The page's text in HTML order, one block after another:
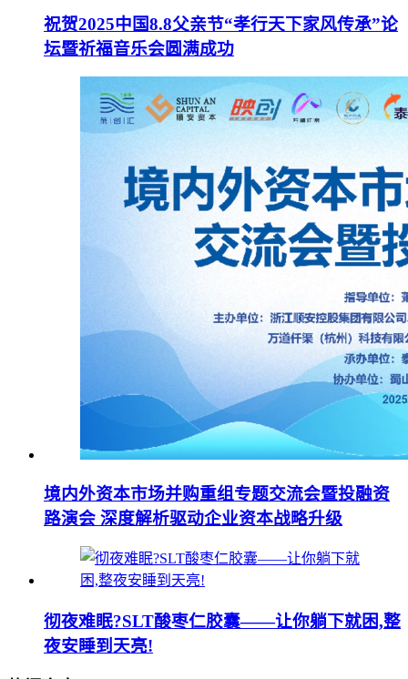
祝贺2025中国8.8父亲节“孝行天下家风传承”论
坛暨祈福音乐会圆满成功
境内外资本市场并购重组专题交流会暨投融资
路演会 深度解析驱动企业资本战略升级
彻夜难眠?SLT酸枣仁胶囊——让你躺下就困,整
夜安睡到天亮!